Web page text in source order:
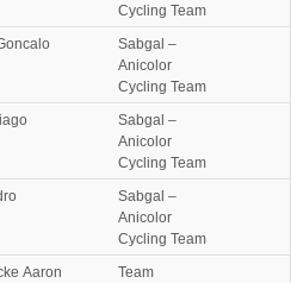
Cycling Team
Sabgal –
Anicolor
Cycling Team
Sabgal –
Anicolor
Cycling Team
Sabgal –
Anicolor
Cycling Team
Aaron
Team